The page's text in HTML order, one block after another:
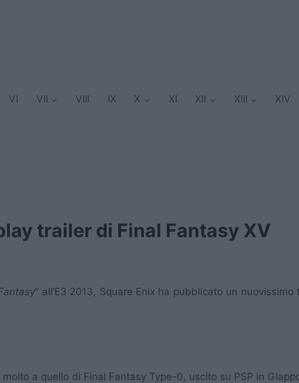
VI VII VIII IX X XI XII XIII XIV
trailer di Final Fantasy XV
” all’E3 2013, Square Enix ha pubblicato un
a quello di Final Fantasy Type-0, uscito su PSP in